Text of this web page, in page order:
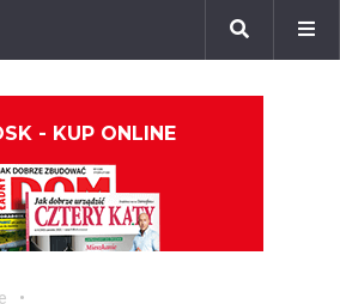
- KUP ONLINE